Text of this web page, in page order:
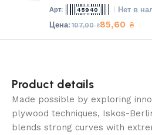
45940 Нет в
107,00₴85,60 ₴
Product details
Made possible by exploring
plywood techniques, Iskos-
blends strong curves with